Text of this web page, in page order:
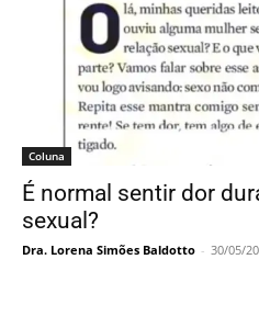
Coluna
É normal sentir dor
sexual?
Dra. Lorena Simões Baldotto - 30/05/